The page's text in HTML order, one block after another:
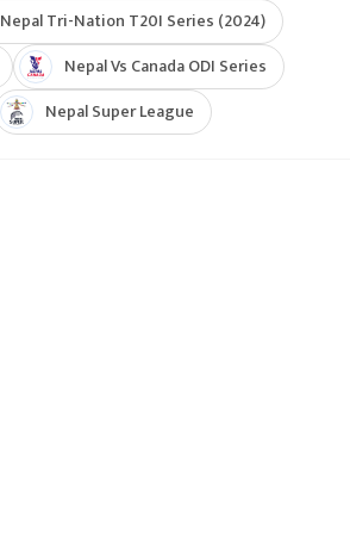
Nepal Tri-Nation T20I Series (2024)
Nepal Vs Canada ODI Series
Nepal Super League